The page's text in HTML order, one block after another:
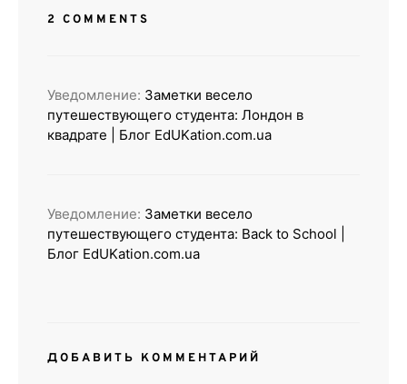
2 COMMENTS
Уведомление: Заметки весело
путешествующего студента: Лондон в
квадрате | Блог EdUKation.com.ua
Уведомление: Заметки весело
путешествующего студента: Back to School |
Блог EdUKation.com.ua
ДОБАВИТЬ КОММЕНТАРИЙ